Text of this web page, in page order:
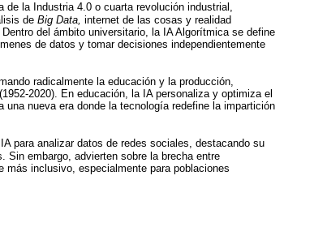
de la Industria 4.0 o cuarta revolución industrial,
de Big Data, internet de las cosas y realidad
del ámbito universitario, la IA Algorítmica se define
de datos y tomar decisiones independientemente
radicalmente la educación y la producción,
2020). En educación, la IA personaliza y optimiza el
nueva era donde la tecnología redefine la impartición
para analizar datos de redes sociales, destacando su
Sin embargo, advierten sobre la brecha entre
más inclusivo, especialmente para poblaciones